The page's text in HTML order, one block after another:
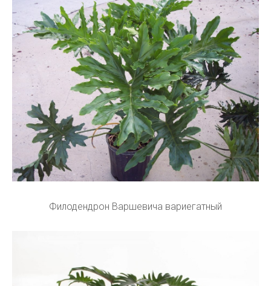
Филодендрон Варшевича вариегатный